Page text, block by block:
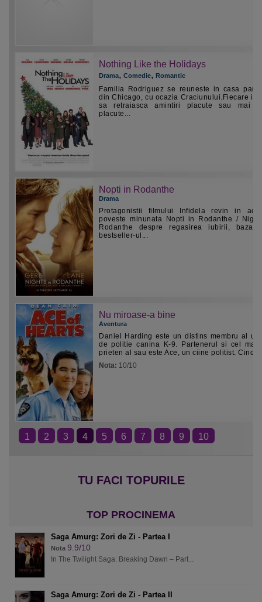
Nothing Like the Holidays
Drama, Comedie, Romantic
Familia Rodriguez se reuneste in casa
din Chicago, cu ocazia Craciunului.Fiecare
sa retraiasca amintiri placute sau mai
placute...
Nopti in Rodanthe
Drama
Protagonistii filmului Infidela revin in
poveste minunata Nopti in Rodanthe /
Rodanthe despre regasirea iubirii,
bestseller-ul...
Nu miroase-a bine
Aventura
Daniel Harding este un distins membru al
de politie canina K-9. Partenerul si cel mai
prieten al sau este Ace, un ciine politist. Cind...
Nota: 10/10
1 2 3 4 5 6 7 8 9 10
Saga Amurg: Zori de Zi - Partea I
Nota 9.9/10
In The Twilight Saga: Breaking Dawn – Part...
Saga Amurg: Zori de Zi - Partea II